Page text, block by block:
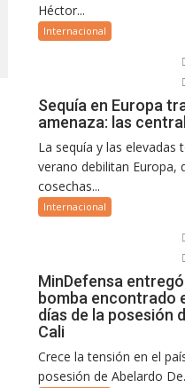
Héctor...
Internacional
Sequía en Europa
amenaza: las
La sequía y las elevadas
verano debilitan Europa,
cosechas...
Internacional
MinDefensa
bomba encontrado
días de la posesión
Cali
Crece la tensión en el
posesión de Abelardo